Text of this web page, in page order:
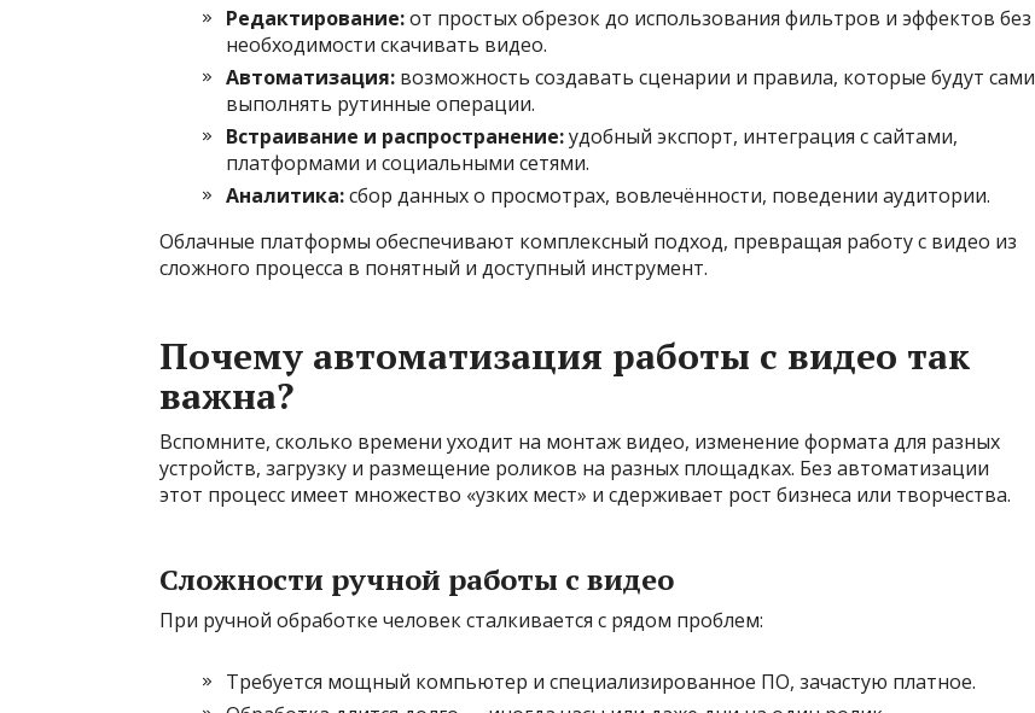
Редактирование:от простых обрезок до использования фильтров и эффектов без
необходимости скачивать видео.
Автоматизация: возможность создавать сценарии и правила, которые будут сами
выполнять рутинные операции.
Встраивание и распространение:удобный экспорт, интеграция с сайтами,
платформами и социальными сетями.
Аналитика:сбор данных о просмотрах, вовлечённости, поведении аудитории.
Облачные платформы обеспечивают комплексный подход, превращая работу с видео из
сложного процесса в понятный и доступный инструмент.
Почему автоматизация работы с видео так
важна?
Вспомните, сколько времени уходит на монтаж видео, изменение формата для разных
устройств, загрузку и размещение роликов на разных площадках. Без автоматизации
этот процесс имеет множество «узких мест» и сдерживает рост бизнеса или творчества.
Сложности ручной работы с видео
При ручной обработке человек сталкивается с рядом проблем:
Требуется мощный компьютер и специализированное ПО, зачастую платное.